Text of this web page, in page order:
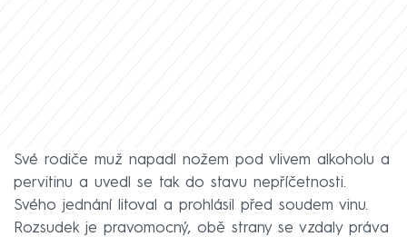
Své rodiče muž napadl nožem pod vlivem alkoholu a
pervitinu a uvedl se tak do stavu nepříčetnosti.
Svého jednání litoval a prohlásil před soudem vinu.
Rozsudek je pravomocný, obě strany se vzdaly práva